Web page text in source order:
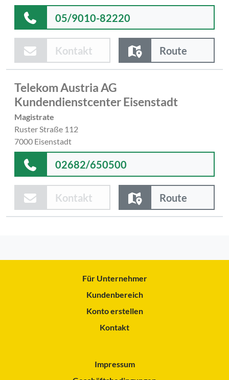
05/9010-82220
Kontakt Route
Telekom Austria AG
Kundendienstcenter Eisenstadt
Magistrate
Ruster Straße 112
7000 Eisenstadt
02682/650500
Kontakt Route
Für Unternehmer
Kundenbereich
Konto erstellen
Kontakt
Impressum